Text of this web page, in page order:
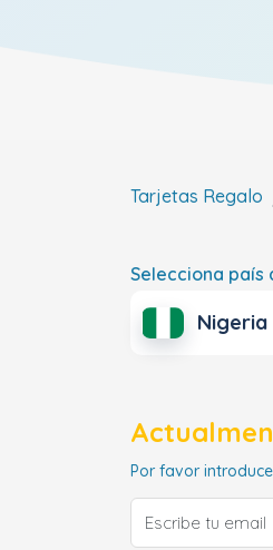
Tarjetas Regalo
Selecciona país
Nigeria
Por favor